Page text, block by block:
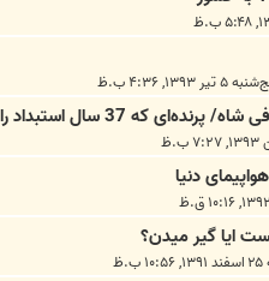
۵ تیر ۱۳۹۳, ۴:۳۶ ب.ظ
دنیا